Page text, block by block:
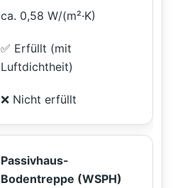
ca. 0,58 W/(m²·K)
✅ Erfüllt (mit
Luftdichtheit)
❌ Nicht erfüllt
Passivhaus-
Bodentreppe (WSPH)